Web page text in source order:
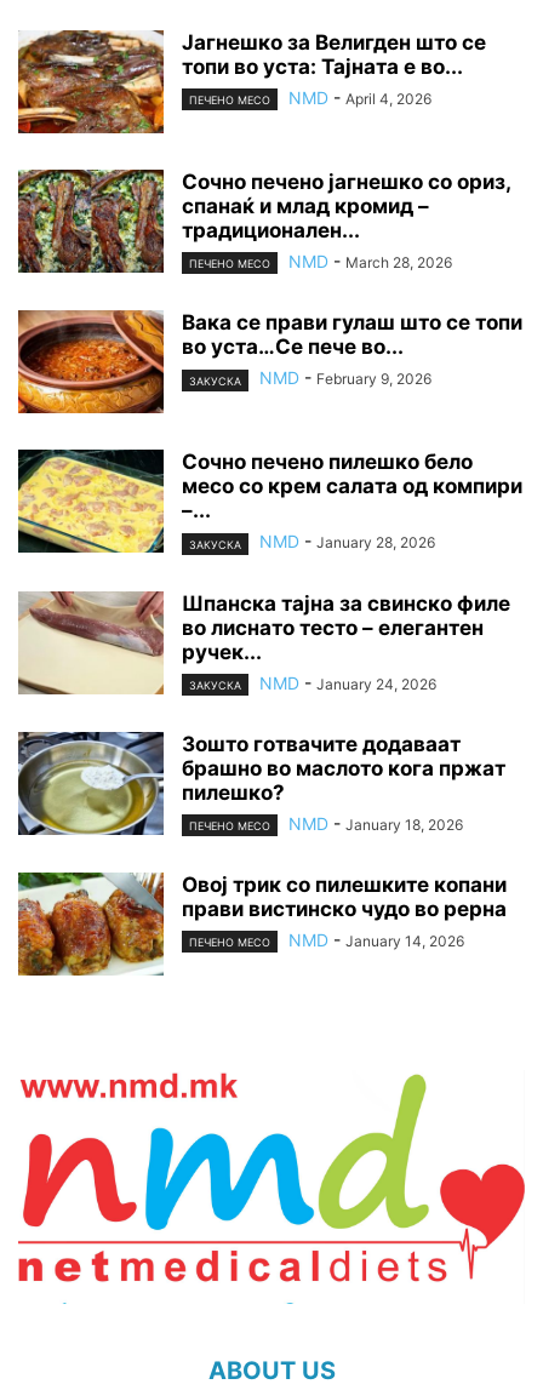
Јагнешко за Велигден што се
топи во уста: Тајната е во...
ПЕЧЕНО МЕСО NMD - April 4, 2026
Сочно печено јагнешко со ориз,
спанаќ и млад кромид –
традиционален...
ПЕЧЕНО МЕСО NMD - March 28, 2026
Вака се прави гулаш што се топи
во уста…Се пече во...
ЗАКУСКА NMD - February 9, 2026
Сочно печено пилешко бело
месо со крем салата од компири
–...
ЗАКУСКА NMD - January 28, 2026
Шпанска тајна за свинско филе
во лиснато тесто – елегантен
ручек...
ЗАКУСКА NMD - January 24, 2026
Зошто готвачите додаваат
брашно во маслото кога пржат
пилешко?
ПЕЧЕНО МЕСО NMD - January 18, 2026
Овој трик со пилешките копани
прави вистинско чудо во рерна
ПЕЧЕНО МЕСО NMD - January 14, 2026
ABOUT US